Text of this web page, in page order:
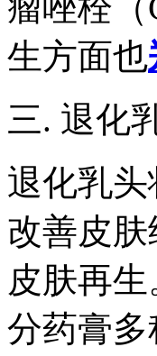
生方面也
三. 退化
退化乳
改善皮
皮肤再
分药膏